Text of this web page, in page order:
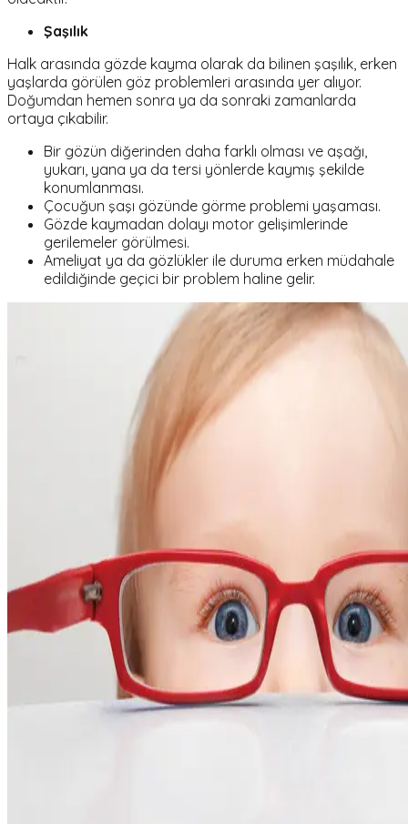
Şaşılık
Halk arasında gözde kayma olarak da bilinen şaşılık, erken
yaşlarda görülen göz problemleri arasında yer alıyor.
Doğumdan hemen sonra ya da sonraki zamanlarda
ortaya çıkabilir.
Bir gözün diğerinden daha farklı olması ve aşağı,
yukarı, yana ya da tersi yönlerde kaymış şekilde
konumlanması.
Çocuğun şaşı gözünde görme problemi yaşaması.
Gözde kaymadan dolayı motor gelişimlerinde
gerilemeler görülmesi.
Ameliyat ya da gözlükler ile duruma erken müdahale
edildiğinde geçici bir problem haline gelir.